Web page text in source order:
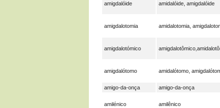
amigdalóide amidalóide, amigdalóide
amigdalotomia amidalotomia,
amigdalotómico
amigdalótomo amidalótomo,
amigo-da-onça amigo-da-onça
amilénico amilênico